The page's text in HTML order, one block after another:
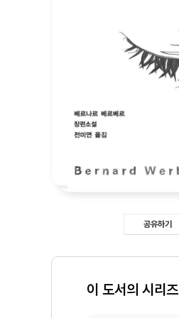
공유하기
이 도서의 시리즈